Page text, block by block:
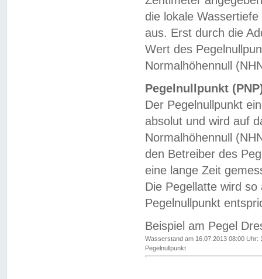
die lokale
aus. Erst durch die
Wert des
Normalhöhennull
Pegelnullpunkt
Der Pegelnullpunkt
absolut und wird auf
Normalhöhennull
den Betreiber des
eine lange Zeit
Die Pegellatte wird
Pegelnullpunkt
Beispiel am Pegel
Wasserstand am 16.07.2013 08:00 Uhr:
Pegelnullpunkt